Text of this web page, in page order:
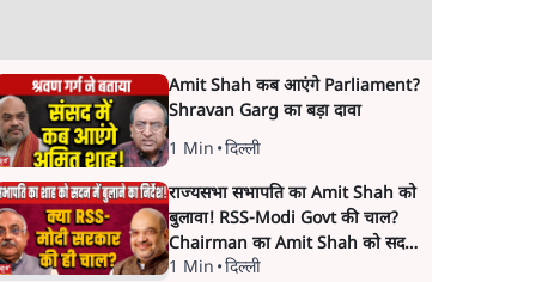
Amit Shah कब आएंगे Parliament?
Shravan Garg का बड़ा दावा
1 Min •दिल्ली
राज्यसभा सभापति का Amit Shah को
बुलावा! RSS-Modi Govt की चाल?
Chairman का Amit Shah को सदन
में बयान देने का संकेत क्यों? Senior
1 Min •दिल्ली